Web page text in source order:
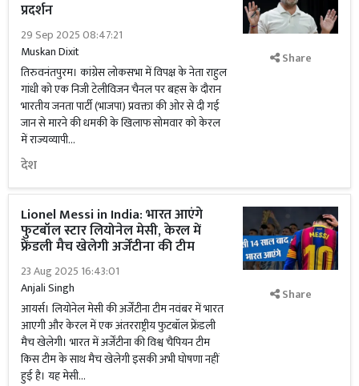
प्रदर्शन
29 Sep 2025 08:47:21
Muskan Dixit
तिरुवनंतपुरम। कांग्रेस लोकसभा में विपक्ष के नेता राहुल
गांधी को एक निजी टेलीविजन चैनल पर बहस के दौरान
भारतीय जनता पार्टी (भाजपा) प्रवक्ता की ओर से दी गई
जान से मारने की धमकी के खिलाफ सोमवार को केरल
में राज्यव्यापी...
देश
Share
Lionel Messi in India: भारत आएंगे
फुटबॉल स्टार लियोनेल मेसी, केरल में
फ्रेंडली मैच खेलेगी अर्जेंटीना की टीम
23 Aug 2025 16:43:01
Anjali Singh
आयर्स। लियोनेल मेसी की अर्जेंटीना टीम नवंबर में भारत
आएगी और केरल में एक अंतरराष्ट्रीय फुटबॉल फ्रेंडली
मैच खेलेगी। भारत में अर्जेंटीना की विश्व चैपियन टीम
किस टीम के साथ मैच खेलेगी इसकी अभी घोषणा नहीं
हुई है। यह मेसी...
Share